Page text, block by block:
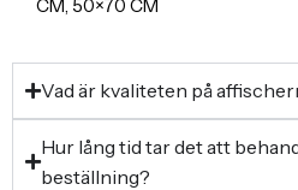
CM, 50×70 CM
Vad är kvaliteten på
Hur lång tid tar det att
beställning?